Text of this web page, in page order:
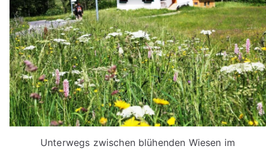
Unterwegs zwischen blühenden Wiesen im